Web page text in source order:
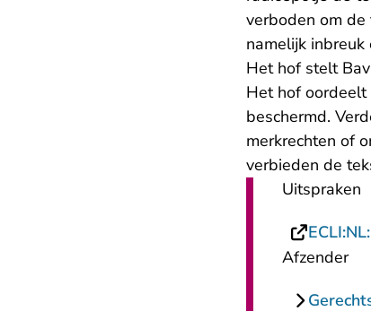
verboden om
namelijk
Het hof stelt
Het hof
beschermd.
merkrechten of
verbieden de
Uitspraken
Afzender